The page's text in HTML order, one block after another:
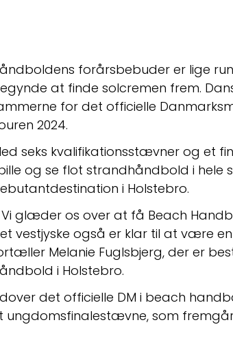
forårsbebuder er lige
at finde solcremen frem.
for det officielle
2024.
seks kvalifikationsstævner og et
og se flot strandhåndbold i hele
i Holstebro.
glæder os over at få Beach
vestjyske også er klar til at være
Melanie Fuglsbjerg, der er
i Holstebro.
det officielle DM i beach
ungdomsfinalestævne, som